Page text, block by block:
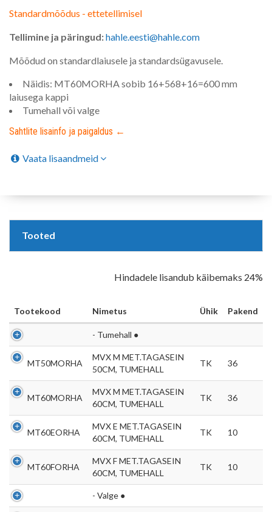
Standardmõõdus - ettetellimisel
Tellimine ja päringud:hahle.eesti@hahle.com
Mõõdud on standardlaiusele ja standardsügavusele.
Näidis: MT60MORHA sobib 16+568+16=600 mm
laiusega kappi
Tumehall või valge
Sahtlite lisainfo ja paigaldus ←
Vaata lisaandmeid
Tooted
Hindadele lisandub käibemaks 24%
Tootekood Nimetus Ühik Pakend
- Tumehall ●
MT50MORHA
MVX M MET.TAGASEIN
50CM, TUMEHALL
TK 36
MT60MORHA
MVX M MET.TAGASEIN
60CM, TUMEHALL
TK 36
MT60EORHA
MVX E MET.TAGASEIN
60CM, TUMEHALL
TK 10
MT60FORHA
MVX F MET.TAGASEIN
60CM, TUMEHALL
TK 10
- Valge ●